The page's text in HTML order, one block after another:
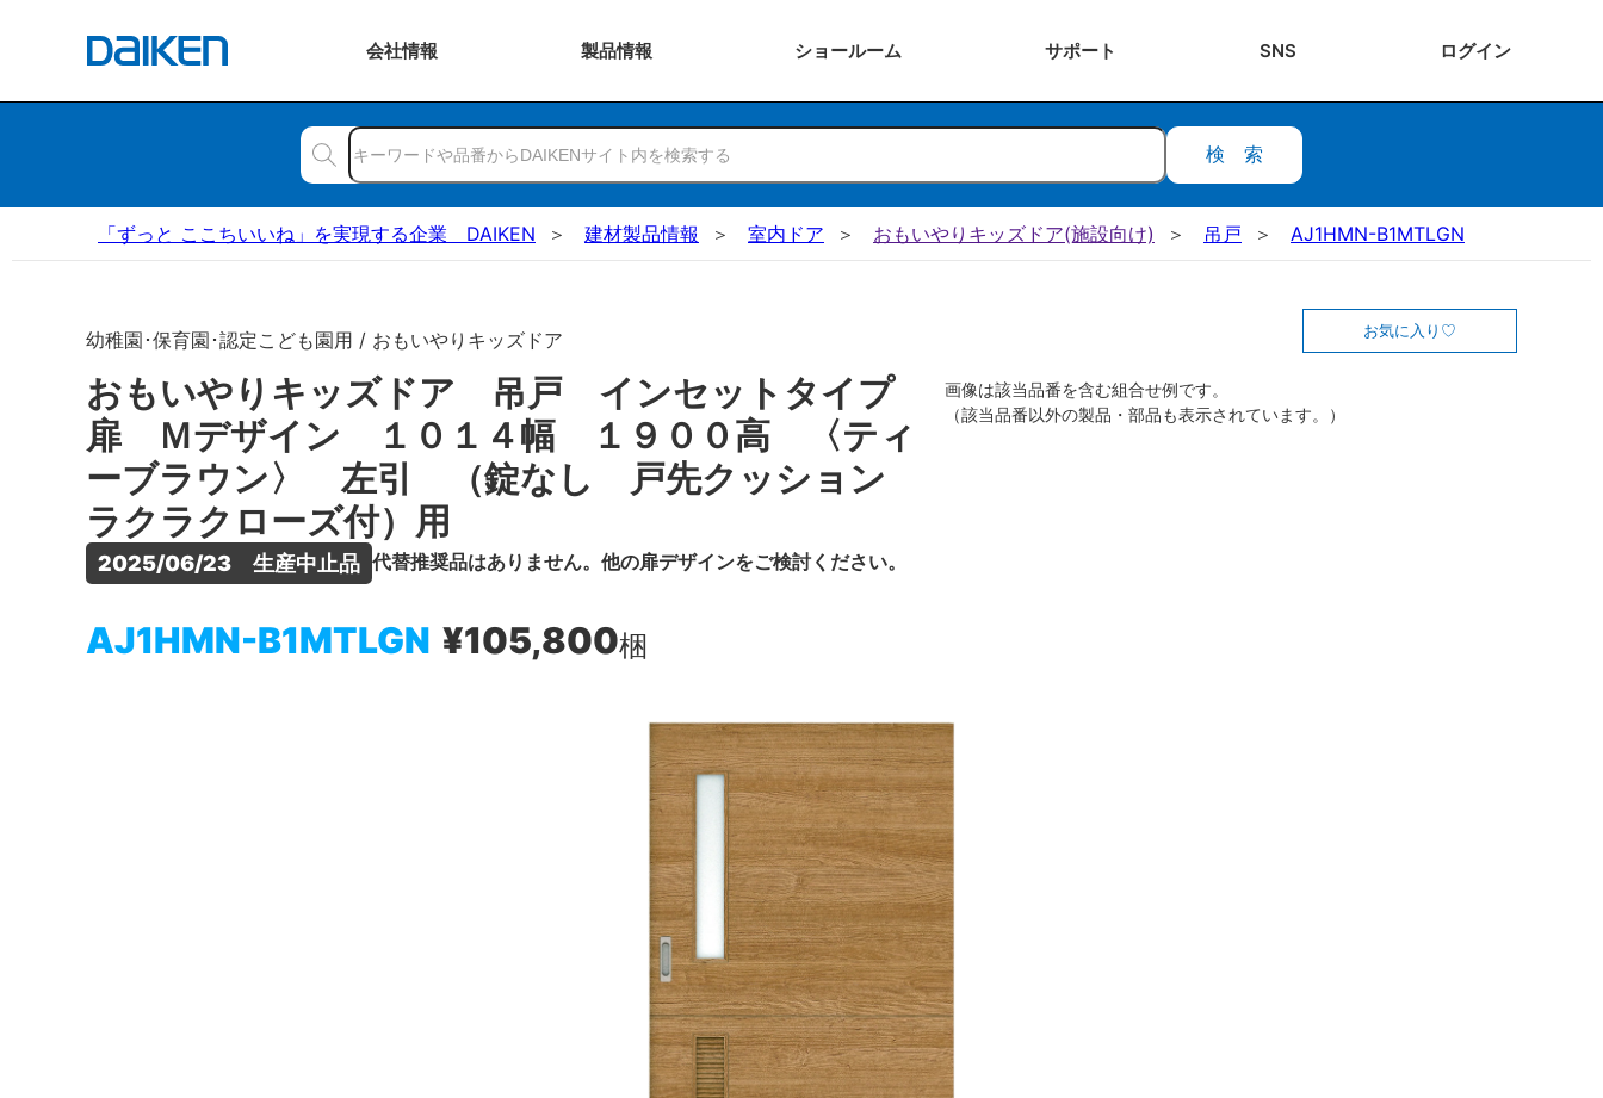
会社情報 製品情報 ショールーム サポート SNS ログイン
検索
「ずっと ここちいいね」を実現する企業 DAIKEN 建材製品情報 室内ドア おもいやりキッズドア(施設向け) 吊戸 AJ1HMN-B1MTLGN
幼稚園･保育園･認定こども園用 / おもいやりキッズドア
おもいやりキッズドア 吊戸 インセットタイプ
扉 Ｍデザイン １０１４幅 １９００高 〈ティ
ーブラウン〉 左引 （錠なし 戸先クッション
ラクラクローズ付）用
2025/06/23　生産中止品 代替推奨品はありません。他の扉デザインをご検討ください。
AJ1HMN-B1MTLGN ¥105,800梱
お気に入り
画像は該当品番を含む組合せ例です。
（該当品番以外の製品・部品も表示されています。）